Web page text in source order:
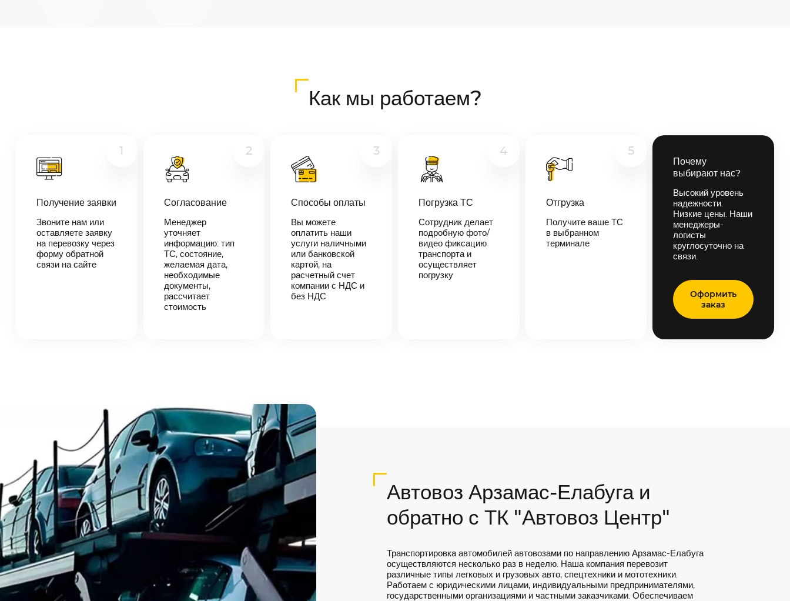
В течении 10
менеджер-
логист
свяжется с
вами,
согласует
Как мы работаем?
1
Получение заявки
Звоните нам или
оставляете заявку
на перевозку через
форму обратной
связи на сайте
2
Согласование
Менеджер
уточняет
информацию: тип
ТС, состояние,
желаемая дата,
необходимые
документы,
рассчитает
стоимость
3
Способы оплаты
Вы можете
оплатить наши
услуги наличными
или банковской
картой, на
расчетный счет
компании с НДС и
без НДС
4
Погрузка ТС
Сотрудник делает
подробную фото/
видео фиксацию
транспорта и
осуществляет
погрузку
5
Отгрузка
Получите ваше ТС
в выбранном
терминале
Почему
выбирают нас?
Высокий уровень
надежности.
Низкие цены. Наши
менеджеры-
логисты
круглосуточно на
связи.
Оформить
заказ
Автовоз Арзамас-Елабуга и
обратно с ТК "Автовоз Центр"
Транспортировка автомобилей автовозами по направлению Арзамас-Елабуга
осуществляются несколько раз в неделю. Наша компания перевозит
различные типы легковых и грузовых авто, спецтехники и мототехники.
Работаем с юридическими лицами, индивидуальными предпринимателями,
государственными организациями и частными заказчиками. Обеспечиваем